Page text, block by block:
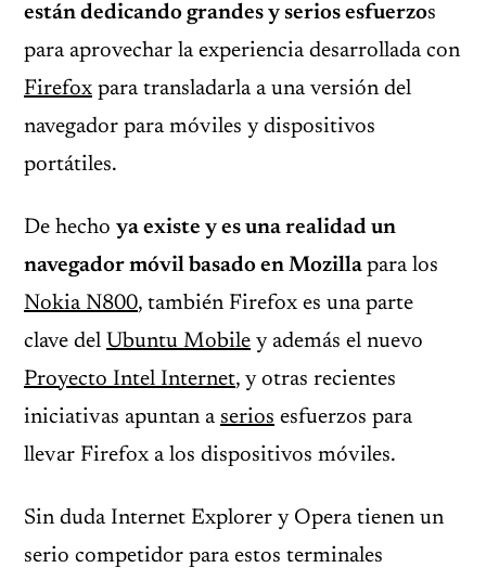
están dedicando grandes y serios esfuerzos
para aprovechar la experiencia desarrollada con
Firefox para transladarla a una versión del
navegador para móviles y dispositivos
portátiles.
De hecho ya existe y es una realidad un
navegador móvil basado en Mozilla para los
Nokia N800, también Firefox es una parte
clave del Ubuntu Mobile y además el nuevo
Proyecto Intel Internet, y otras recientes
iniciativas apuntan a serios esfuerzos para
llevar Firefox a los dispositivos móviles.
Sin duda Internet Explorer y Opera tienen un
serio competidor para estos terminales